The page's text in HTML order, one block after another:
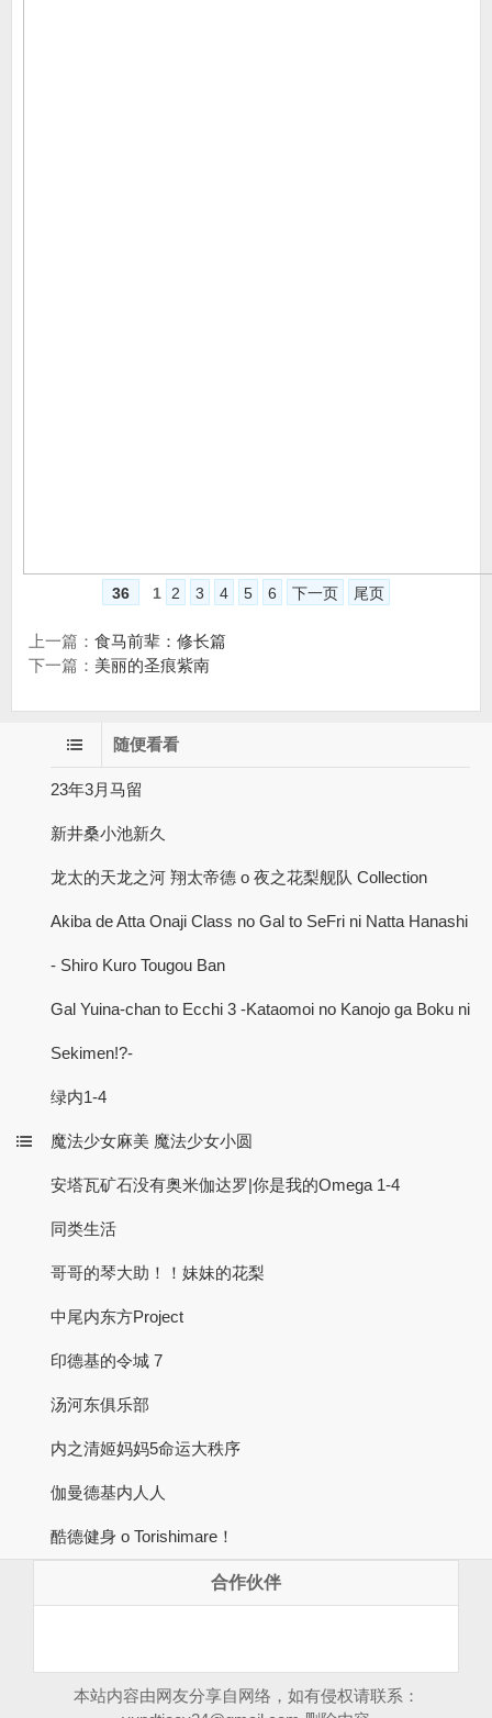
36 1 2 3 4 5 6 下一页 尾页
上一篇： 食马前辈：修长篇
下一篇： 美丽的圣痕紫南
随便看看
23年3月马留
新井桑小池新久
龙太的天龙之河 翔太帝德 o 夜之花梨舰队 Collection
Akiba de Atta Onaji Class no Gal to SeFri ni Natta Hanashi
- Shiro Kuro Tougou Ban
Gal Yuina-chan to Ecchi 3 -Kataomoi no Kanojo ga Boku ni
Sekimen!?-
绿内1-4
魔法少女麻美 魔法少女小圆
安塔瓦矿石没有奥米伽达罗|你是我的Omega 1-4
同类生活
哥哥的琴大助！！妹妹的花梨
中尾内东方Project
印德基的令城 7
汤河东俱乐部
内之清姬妈妈5命运大秩序
伽曼德基内人人
酷德健身 o Torishimare！
合作伙伴
本站内容由网友分享自网络，如有侵权请联系：